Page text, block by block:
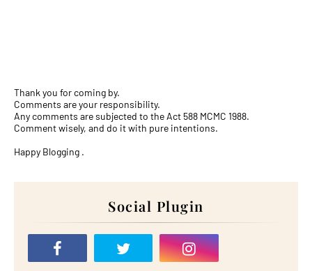
Thank you for coming by.
Comments are your responsibility.
Any comments are subjected to the Act 588 MCMC 1988.
Comment wisely, and do it with pure intentions.
Happy Blogging .
Social Plugin